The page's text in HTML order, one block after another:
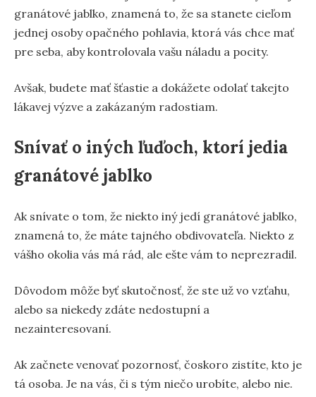
granátové jablko, znamená to, že sa stanete cieľom
jednej osoby opačného pohlavia, ktorá vás chce mať
pre seba, aby kontrolovala vašu náladu a pocity.
Avšak, budete mať šťastie a dokážete odolať takejto
lákavej výzve a zakázaným radostiam.
Snívať o iných ľuďoch, ktorí jedia
granátové jablko
Ak snívate o tom, že niekto iný jedí granátové jablko,
znamená to, že máte tajného obdivovateľa. Niekto z
vášho okolia vás má rád, ale ešte vám to neprezradil.
Dôvodom môže byť skutočnosť, že ste už vo vzťahu,
alebo sa niekedy zdáte nedostupní a
nezainteresovaní.
Ak začnete venovať pozornosť, čoskoro zistíte, kto je
tá osoba. Je na vás, či s tým niečo urobíte, alebo nie.